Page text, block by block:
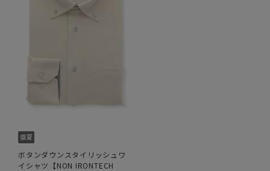
ボタンダウンスタイリッシュワ
イシャツ【NON IRONTECH